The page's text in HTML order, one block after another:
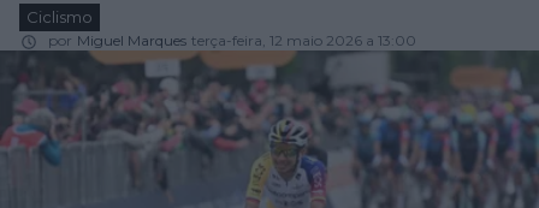
Ciclismo
por Miguel Marques terça-feira, 12 maio 2026 a 13:00